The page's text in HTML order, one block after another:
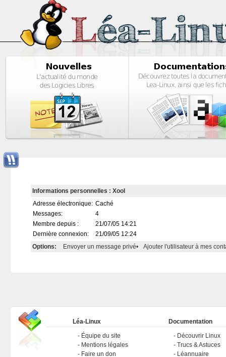
Informations personnelles : Xool
Adresse électronique: Caché
Messages:
4
Membre depuis :
21/07/05 14:21
Dernière connexion:
21/09/05 12:24
Options:
Envoyer un message privé• Ajouter l'utilisateur à mes
Léa-Linux
Équipe du site
Mentions légales
Faire un don
Documentation
Découvrir Linux
Trucs & Astuces
Léannuaire